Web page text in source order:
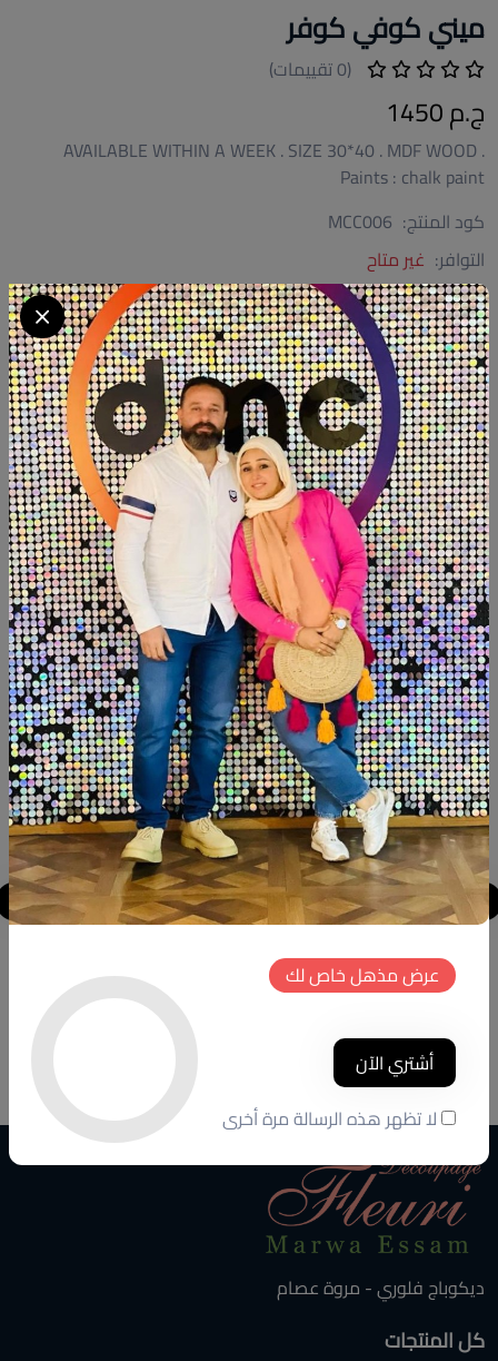
ميني كوفي كوفر
(0 تقييمات)
ج.م 1450
AVAILABLE WITHIN A WEEK . SIZE 30*40 . MDF WOOD .
Paints : chalk paint
كود المنتج: MCC006
التوافر: غير متاح
تصنيف:كوفي كورنر هاند ميد
شارك:
وصف
التقييمات (0)
AVAILABLE WITHIN A WEEK
SIZE 30*40
MDF WOOD
Paints : chalk paint
منتجات شبيهة
جديد
كوفي كورنر
(0 تقييمات)
20000 ج.م
جديد
كود المنتج:CC.NT13
16500 ج.م
ديكوباج فلوري - مروة عصام
كل المنتجات
عرض مذهل خاص لك
أشتري الآن
لا تظهر هذه الرسالة مرة أخرى